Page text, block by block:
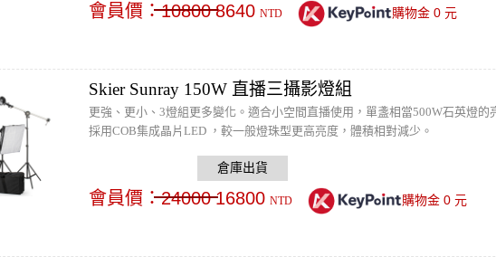
會員價：10800 8640 NTD 購物金 0元
Skier Sunray 150W 直播三攝影燈組
更強、更小、3燈組更多變化。適合小空間直播使用，單盞相當500W石英燈
採用COB集成晶片LED ，較一般燈珠型更高亮度，體積相對減少。
會員價：24000 16800 NTD 購物金 0元